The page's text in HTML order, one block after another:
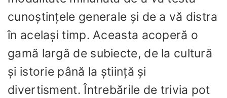
cunoștințele generale și de a vă distra
în același timp. Aceasta acoperă o
gamă largă de subiecte, de la cultură
și istorie până la știință și
divertisment. Întrebările de trivia pot